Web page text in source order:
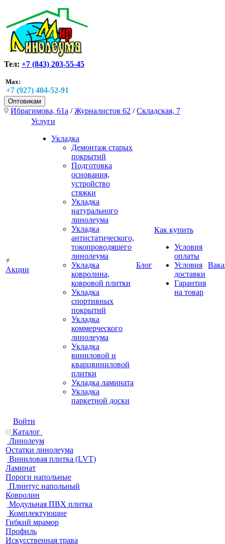
Тел: +7 (843) 203-55-45
Max:
+7 (927) 404-52-91
Оптовикам
Ибрагимова, 61а /Журналистов 62 /Складская, 7
Акции
Услуги
Укладка
Демонтаж старых
покрытий
Подготовка
основания,
устройство
стяжки
Укладка
натурального
линолеума
Укладка
антистатического,
токопроводящего
линолеума
Укладка
ковролина,
ковровой плитки
Укладка
спортивных
покрытий
Укладка
коммерческого
линолеума
Укладка
виниловой и
кварцвиниловой
плитки
Укладка ламината
Укладка
паркетной доски
Блог
Как купить
Условия
оплаты
Условия
доставки
Гарантия
на товар
Войти
Каталог
Линолеум
Остатки линолеума
Виниловая плитка (LVT)
Ламинат
Пороги напольные
Плинтус напольный
Ковролин
Модульная ПВХ плитка
Комплектующие
Гибкий мрамор
Профиль
Искусственная трава